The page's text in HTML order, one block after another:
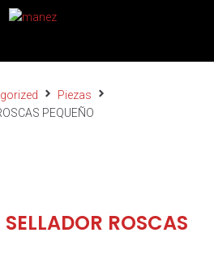
Piezas
PEQUEÑO
ROSCAS